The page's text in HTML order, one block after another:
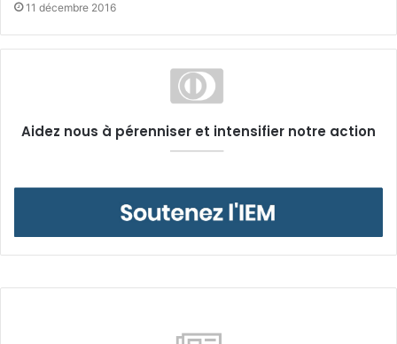
11 décembre 2016
Aidez nous à pérenniser et intensifier notre action